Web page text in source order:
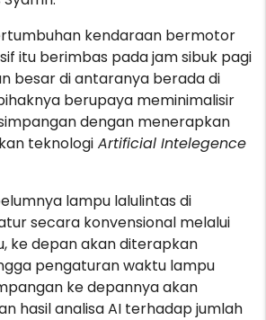
kendaraan bermotor
itu berimbas pada jam sibuk pagi
besar di antaranya berada di
berupaya meminimalisir
dengan menerapkan
teknologi Artificial Intelegence
lampu lalulintas di
secara konvensional melalui
ke depan akan diterapkan
pengaturan waktu lampu
ke depannya akan
hasil analisa AI terhadap jumlah